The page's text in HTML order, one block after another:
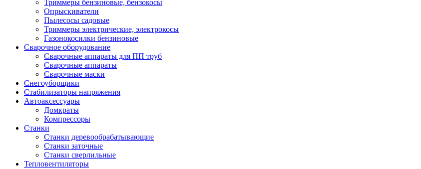
Триммеры бензиновые, бензокосы
Опрыскиватели
Пылесосы садовые
Триммеры электрические, электрокосы
Газонокосилки бензиновые
Сварочное оборудование
Сварочные аппараты для ПП труб
Сварочные аппараты
Сварочные маски
Снегоуборщики
Стабилизаторы напряжения
Автоаксессуары
Домкраты
Компрессоры
Станки
Станки деревообрабатывающие
Станки заточные
Станки сверлильные
Тепловентиляторы